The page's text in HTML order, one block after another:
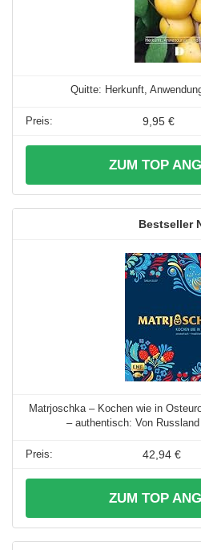
Quitte: Herkunft,
9,95 €
ZUM TOP
Matrjoschka – Kochen wie in
– authentisch: Von
42,94 €
ZUM TOP